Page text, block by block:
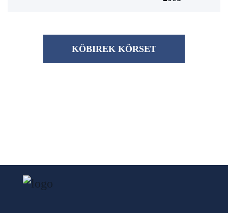
KÖBІREK KÖRSET